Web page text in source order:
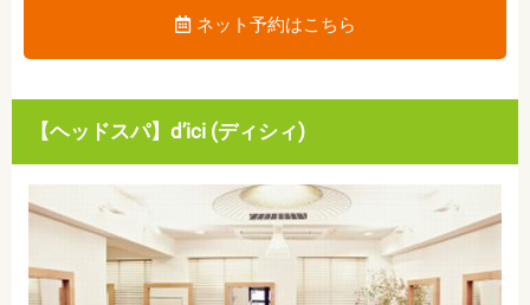
ネット予約はこちら
【ヘッドスパ】d’ici (ディシィ)